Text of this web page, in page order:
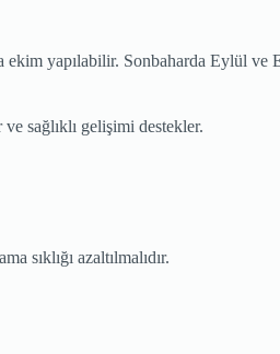
yapılabilir. Sonbaharda Eylül ve
sağlıklı gelişimi destekler.
sıklığı azaltılmalıdır.